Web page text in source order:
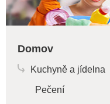
Domov
Kuchyně a jídelna
Pečení